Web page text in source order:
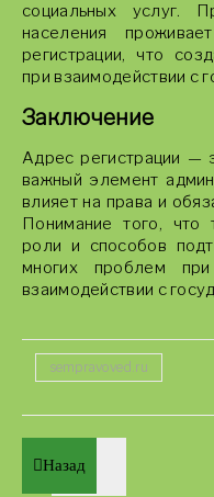
социальных услуг.
населения
регистрации, что
при взаимодействии с
Заключение
Адрес регистрации —
важный элемент
влияет на права и
Понимание того, что
роли и способов
многих проблем
взаимодействии с
sempravoved.ru
Назад